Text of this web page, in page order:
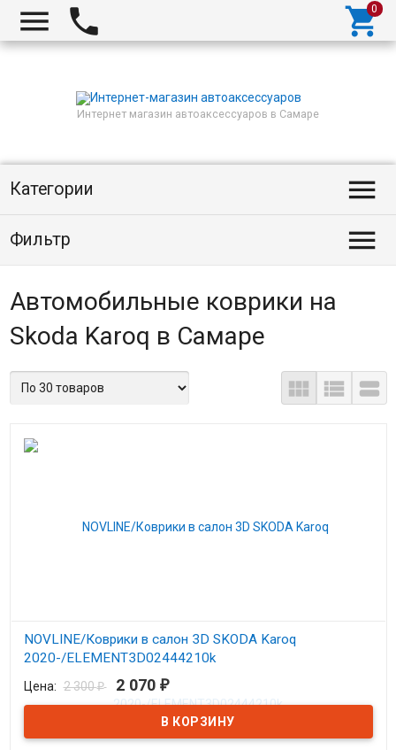
  
Интернет магазин автоаксессуаров в Самаре
Категории 
Фильтр 
Автомобильные коврики на
Skoda Karoq в Самаре
  
NOVLINE/Коврики в салон 3D SKODA Karoq
2020-/ELEMENT3D02444210k
В наличии
Коврики в салон на Шкода Карок с 2020
Цена: 2 300₽ 2 070 ₽